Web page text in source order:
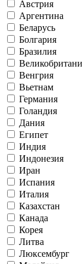
Австрия
Аргентина
Беларусь
Болгария
Бразилия
Венгрия
Вьетнам
Германия
Голандия
Дания
Египет
Индия
Индонезия
Иран
Испания
Италия
Казахстан
Канада
Корея
Литва
Люксембург